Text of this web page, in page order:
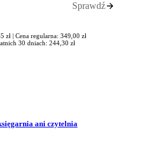
Sprawdź
zł | Cena regularna: 349,00 zł
30 dniach: 244,30 zł
ani czytelnia